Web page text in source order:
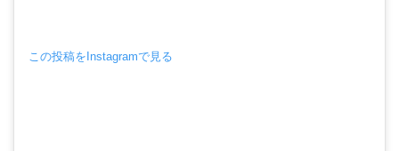
この投稿をInstagramで見る